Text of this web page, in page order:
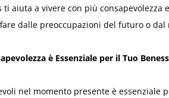
ti aiuta a vivere con più consapevolezza
dalle preoccupazioni del futuro o dal
è Essenziale per il Tuo
nel momento presente è essenziale